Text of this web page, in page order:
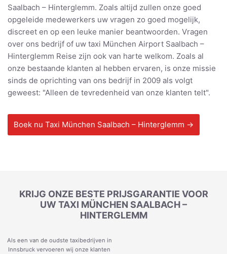
Saalbach – Hinterglemm. Zoals altijd zullen onze goed
opgeleide medewerkers uw vragen zo goed mogelijk,
discreet en op een leuke manier beantwoorden. Vragen
over ons bedrijf of uw taxi München Airport Saalbach –
Hinterglemm Reise zijn ook van harte welkom. Zoals al
onze bestaande klanten al hebben ervaren, is onze missie
sinds de oprichting van ons bedrijf in 2009 als volgt
geweest: "Alleen de tevredenheid van onze klanten telt".
Boek nu Taxi München Saalbach – Hinterglemm →
KRIJG ONZE BESTE PRIJSGARANTIE VOOR
UW TAXI MÜNCHEN SAALBACH –
HINTERGLEMM
Als een van de oudste taxibedrijven in
Innsbruck vervoeren wij onze klanten